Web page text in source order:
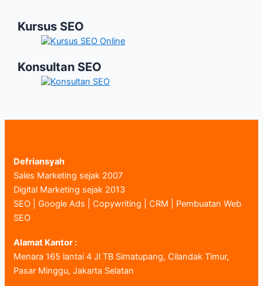
Kursus SEO
Konsultan SEO
Defriansyah
Sales Marketing sejak 2007
Digital Marketing sejak 2013
SEO | Google Ads | Copywriting | CRM | Pembuatan Web
SEO
Alamat Kantor :
Menara 165 lantai 4 Jl TB Simatupang, Cilandak Timur,
Pasar Minggu, Jakarta Selatan